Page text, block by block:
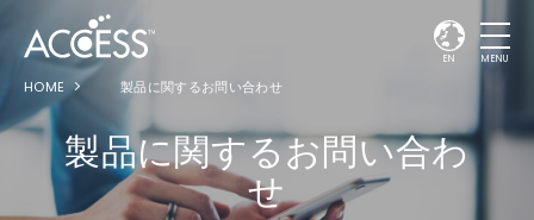
EN MENU
HOME 製品に関するお問い合わせ
製品に関するお問い合わ
せ